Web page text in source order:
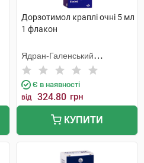
Дорзотимол краплі очні 5 мл
1 флакон
Ядран-Галенський
Лабораторій
Є в наявності
від 324.80 грн
КУПИТИ